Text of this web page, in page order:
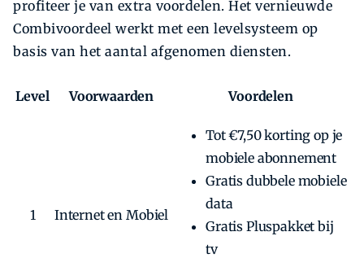
profiteer je van extra voordelen. Het vernieuwde
Combivoordeel werkt met een levelsysteem op
basis van het aantal afgenomen diensten.
Level Voorwaarden Voordelen
1 Internet en Mobiel
Tot €7,50 korting op je
mobiele abonnement
Gratis dubbele mobiele
data
Gratis Pluspakket bij
tv